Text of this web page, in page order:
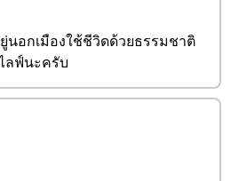
นอกเมืองใช้ชีวิดด้วยธรรมชาติ
ลฟ์นะครับ